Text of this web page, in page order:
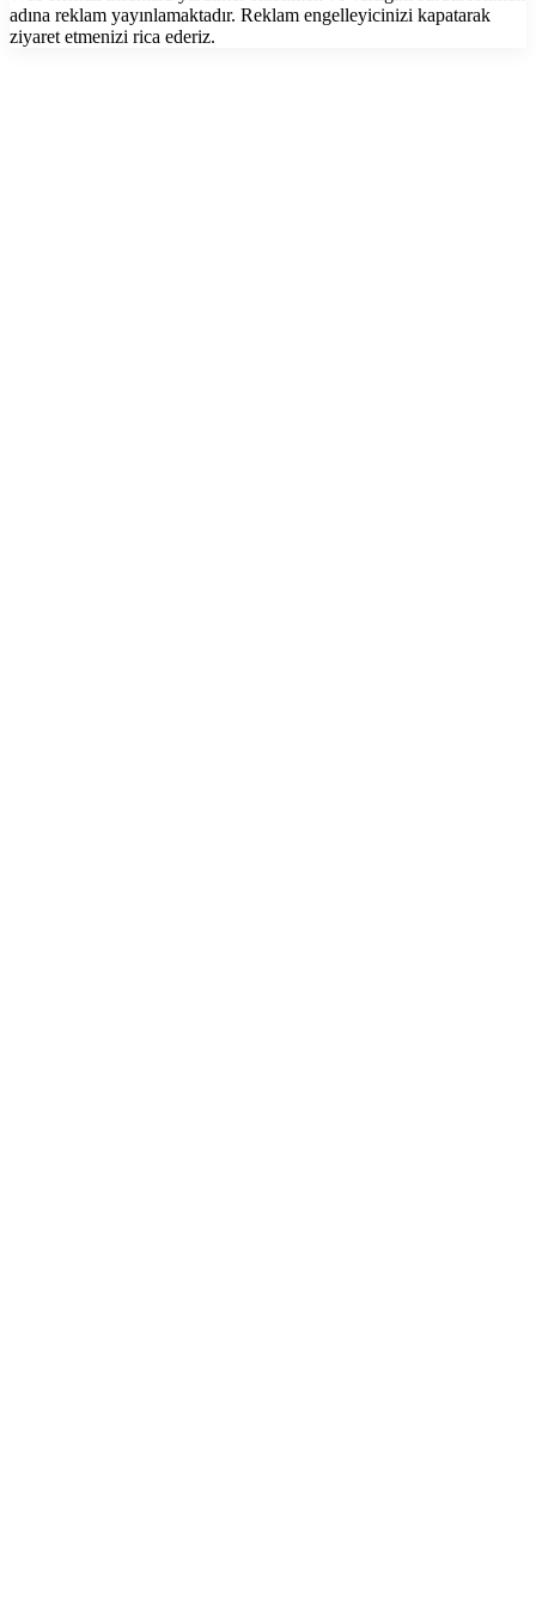
adına reklam yayınlamaktadır. Reklam engelleyicinizi kapatarak
ziyaret etmenizi rica ederiz.